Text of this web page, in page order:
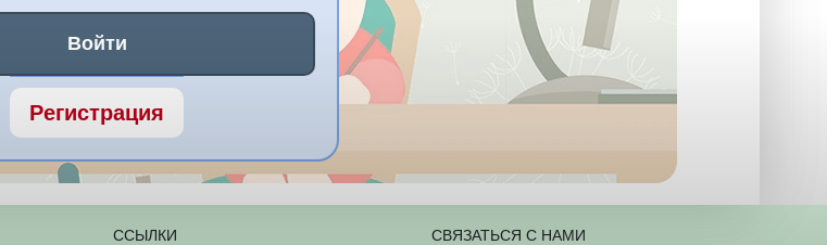
Войти
Регистрация
ССЫЛКИ
СВЯЗАТЬСЯ С НАМИ